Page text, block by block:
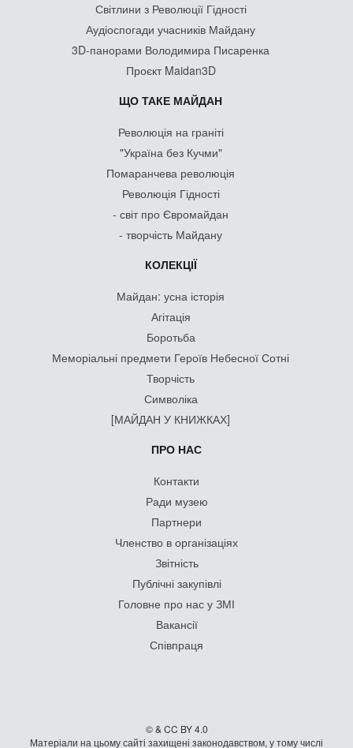
Світлини з Революції Гідності
Аудіоспогади учасників Майдану
3D-панорами Володимира Писаренка
Проєкт Maidan3D
ЩО ТАКЕ МАЙДАН
Революція на граніті
"Україна без Кучми"
Помаранчева революція
Революція Гідності
- світ про Євромайдан
- творчість Майдану
КОЛЕКЦІЇ
Майдан: усна історія
Агітація
Боротьба
Меморіальні предмети Героїв Небесної Сотні
Творчість
Символіка
[МАЙДАН У КНИЖКАХ]
ПРО НАС
Контакти
Ради музею
Партнери
Членство в організаціях
Звітність
Публічні закупівлі
Головне про нас у ЗМІ
Вакансії
Співпраця
© & CC BY 4.0
Матеріали на цьому сайті захищені законодавством, у тому числі